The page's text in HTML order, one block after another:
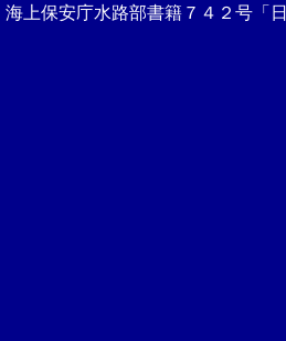
上保安庁水路部書籍７４２号「